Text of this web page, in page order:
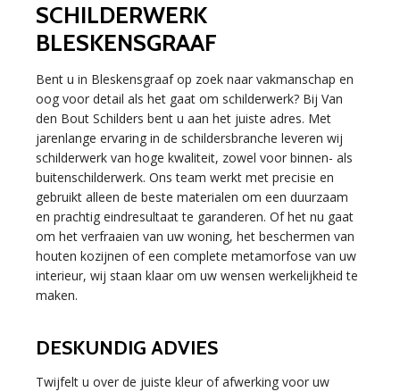
SCHILDERWERK
BLESKENSGRAAF
Bent u in Bleskensgraaf op zoek naar vakmanschap en
oog voor detail als het gaat om schilderwerk? Bij Van
den Bout Schilders bent u aan het juiste adres. Met
jarenlange ervaring in de schildersbranche leveren wij
schilderwerk van hoge kwaliteit, zowel voor binnen- als
buitenschilderwerk. Ons team werkt met precisie en
gebruikt alleen de beste materialen om een duurzaam
en prachtig eindresultaat te garanderen. Of het nu gaat
om het verfraaien van uw woning, het beschermen van
houten kozijnen of een complete metamorfose van uw
interieur, wij staan klaar om uw wensen werkelijkheid te
maken.
DESKUNDIG ADVIES
Twijfelt u over de juiste kleur of afwerking voor uw